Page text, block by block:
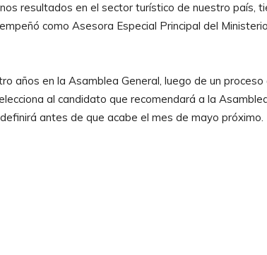
resultados en el sector turístico de nuestro país,
como Asesora Especial Principal del
años en la Asamblea General, luego de un proceso
al candidato que recomendará a la
antes de que acabe el mes de mayo próximo.